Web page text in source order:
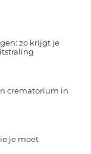
zo krijgt je
crematorium in
je moet